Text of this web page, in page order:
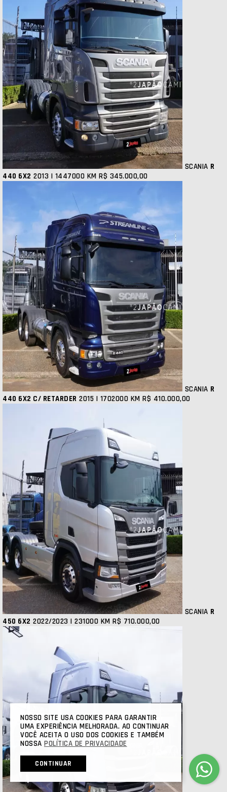
SCANIA R
440 6X2 2013 | 1447000 KM R$ 345.000,00
SCANIA R
440 6X2 C/ RETARDER 2015 | 1702000 KM R$ 410.000,00
SCANIA R
450 6X2 2022/2023 | 231000 KM R$ 710.000,00
NOSSO SITE USA COOKIES PARA GARANTIR
UMA EXPERIÊNCIA MELHORADA. AO CONTINUAR
VOCÊ ACEITA O USO DOS COOKIES E TAMBÉM
NOSSA POLÍTICA DE PRIVACIDADE
CONTINUAR